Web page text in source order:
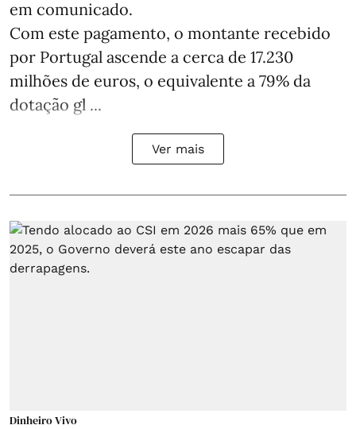
em comunicado.
Com este pagamento, o montante recebido
por Portugal ascende a cerca de 17.230
milhões de euros, o equivalente a 79% da
dotação gl ...
Ver mais
Dinheiro Vivo